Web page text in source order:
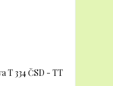
T 334 ČSD - TT